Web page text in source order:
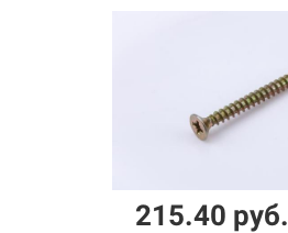
215.40 руб.